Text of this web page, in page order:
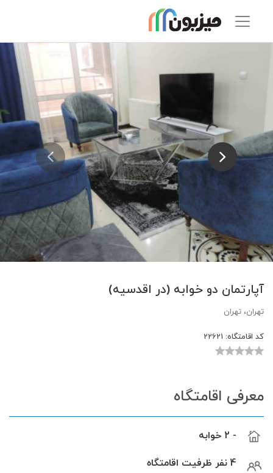
آپارتمان دو خوابه (در اقدسیه)
تهران، تهران
کد اقامتگاه:
معرفی اقامتگاه
- 2 خوابه
4 نفر ظرفیت اقامتگاه